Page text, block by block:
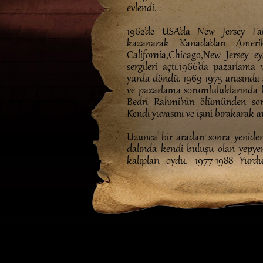
evlendi.
1962’de USA’da New Jersey
kazanarak Kanada’dan
California,Chicago,New Jersey
sergileri açtı.1966’da
yurda döndü. 1969-1975 arasında
ve pazarlama sorumluluklarında
Bedri Rahmi’nin ölümünden
Kendi yuvasını ve işini bırakarak
Uzunca bir aradan sonra
dalında kendi buluşu olan
kalıpları oydu. 1977-1988
Antalya, İçel, Ankara, Adana,
illerden bazılarıdır.
Her yazma sergisinin kendine